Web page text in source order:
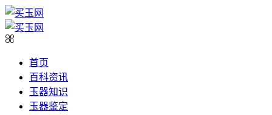
首页
百科资讯
玉器知识
玉器鉴定